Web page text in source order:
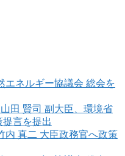
エネルギー協議会 総会を
田 賢司 副大臣、環境省
言を提出
内 真二 大臣政務官へ政策